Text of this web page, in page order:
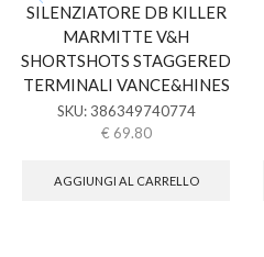
SILENZIATORE DB KILLER
MARMITTE V&H
SHORTSHOTS STAGGERED
TERMINALI VANCE&HINES
SKU: 386349740774
€ 69.80
AGGIUNGI AL CARRELLO